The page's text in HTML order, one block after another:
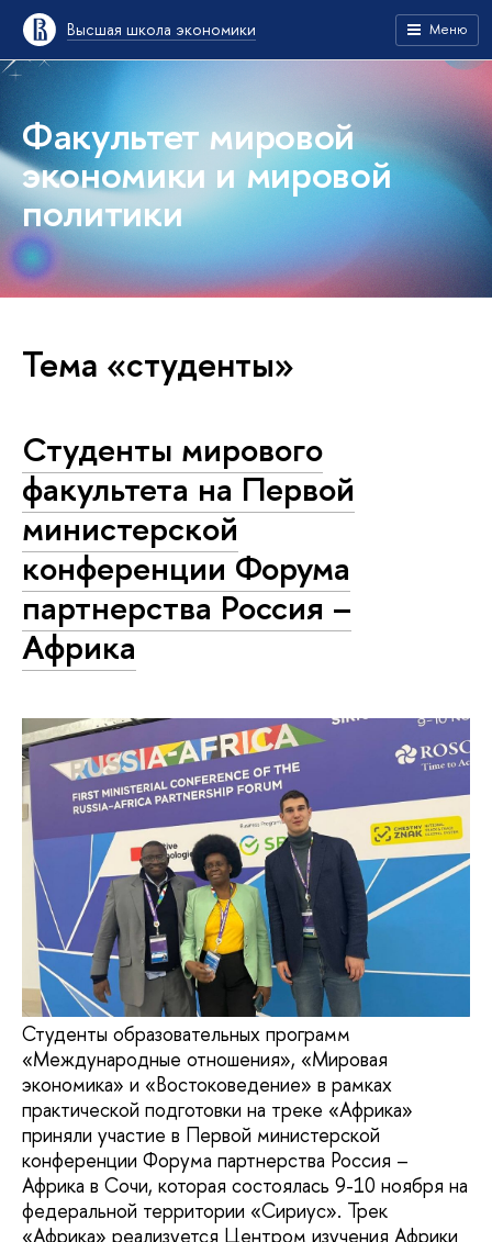
Высшая школа экономики Меню
Факультет мировой
экономики и мировой
политики
Тема «студенты»
Студенты мирового
факультета на Первой
министерской
конференции Форума
партнерства Россия –
Африка
Студенты образовательных программ
«Международные отношения», «Мировая
экономика» и «Востоковедение» в рамках
практической подготовки на треке «Африка»
приняли участие в Первой министерской
конференции Форума партнерства Россия –
Африка в Сочи, которая состоялась 9-10 ноября на
федеральной территории «Сириус». Трек
«Африка» реализуется Центром изучения Африки